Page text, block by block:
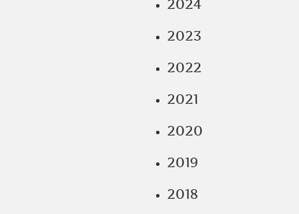
2024
2023
2022
2021
2020
2019
2018